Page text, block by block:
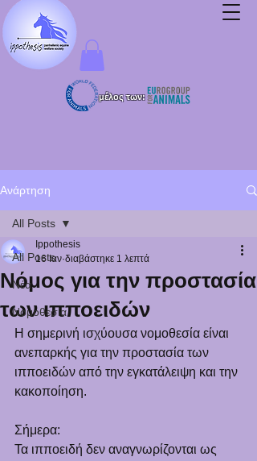
μέλος των:
Ανάρτηση
All Posts
Νέα
Νομοθεσία
All Posts
Νόμος για την προστασία
των ιπποειδών
Ippothesis
16 Ιαν διαβάστηκε 1 λεπτά
Η σημερινή ισχύουσα νομοθεσία είναι
ανεπαρκής για την προστασία των
ιπποειδών από την εγκατάλειψη και την
κακοποίηση.
Σήμερα:
Τα ιπποειδή δεν αναγνωρίζονται ως